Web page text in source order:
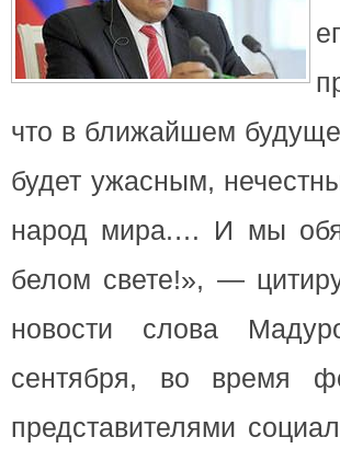
что в ближайшем
будет ужасным,
народ мира.… И мы
белом свете!», —
новости слова
сентября, во время
представителями